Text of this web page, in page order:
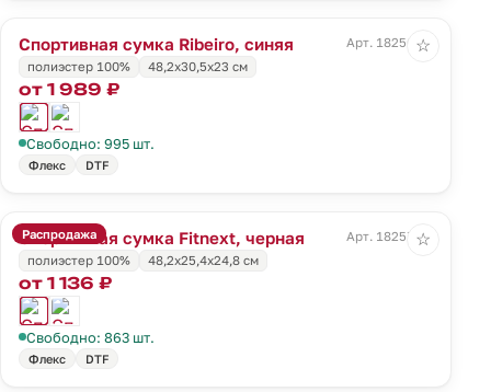
Спортивная сумка Ribeiro, синяя
Арт. 18256.40
полиэстер 100%
48,2x30,5x23 cм
от 1 989 ₽
Свободно: 995 шт.
Флекс DTF
☆
Распродажа
Спортивная сумка Fitnext, черная
Арт. 18257.30
полиэстер 100%
48,2х25,4х24,8 см
от 1 136 ₽
Свободно: 863 шт.
Флекс DTF
☆